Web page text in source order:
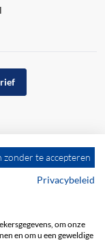
zonder te accepteren
Privacybeleid
om onze
en om u een geweldige